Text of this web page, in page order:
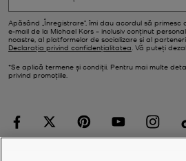
Apăsând „Înregistrare”, îmi dau acordul să
e‑mail de la Michael Kors – inclusiv conținut
noastre, al platformelor de socializare și al
Declarația privind confidențialitatea. Vă puteți
*Se aplică termene și condiții. Pentru mai multe
privind promoțiile.